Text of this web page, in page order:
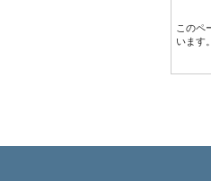
このペ
います。